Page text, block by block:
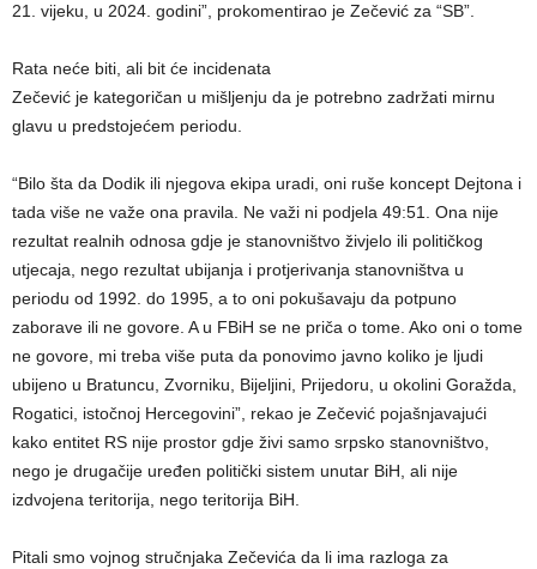
21. vijeku, u 2024. godini”, prokomentirao je Zečević za “SB”.
Rata neće biti, ali bit će incidenata
Zečević je kategoričan u mišljenju da je potrebno zadržati mirnu
glavu u predstojećem periodu.
“Bilo šta da Dodik ili njegova ekipa uradi, oni ruše koncept Dejtona i
tada više ne važe ona pravila. Ne važi ni podjela 49:51. Ona nije
rezultat realnih odnosa gdje je stanovništvo živjelo ili političkog
utjecaja, nego rezultat ubijanja i protjerivanja stanovništva u
periodu od 1992. do 1995, a to oni pokušavaju da potpuno
zaborave ili ne govore. A u FBiH se ne priča o tome. Ako oni o tome
ne govore, mi treba više puta da ponovimo javno koliko je ljudi
ubijeno u Bratuncu, Zvorniku, Bijeljini, Prijedoru, u okolini Goražda,
Rogatici, istočnoj Hercegovini”, rekao je Zečević pojašnjavajući
kako entitet RS nije prostor gdje živi samo srpsko stanovništvo,
nego je drugačije uređen politički sistem unutar BiH, ali nije
izdvojena teritorija, nego teritorija BiH.
Pitali smo vojnog stručnjaka Zečevića da li ima razloga za